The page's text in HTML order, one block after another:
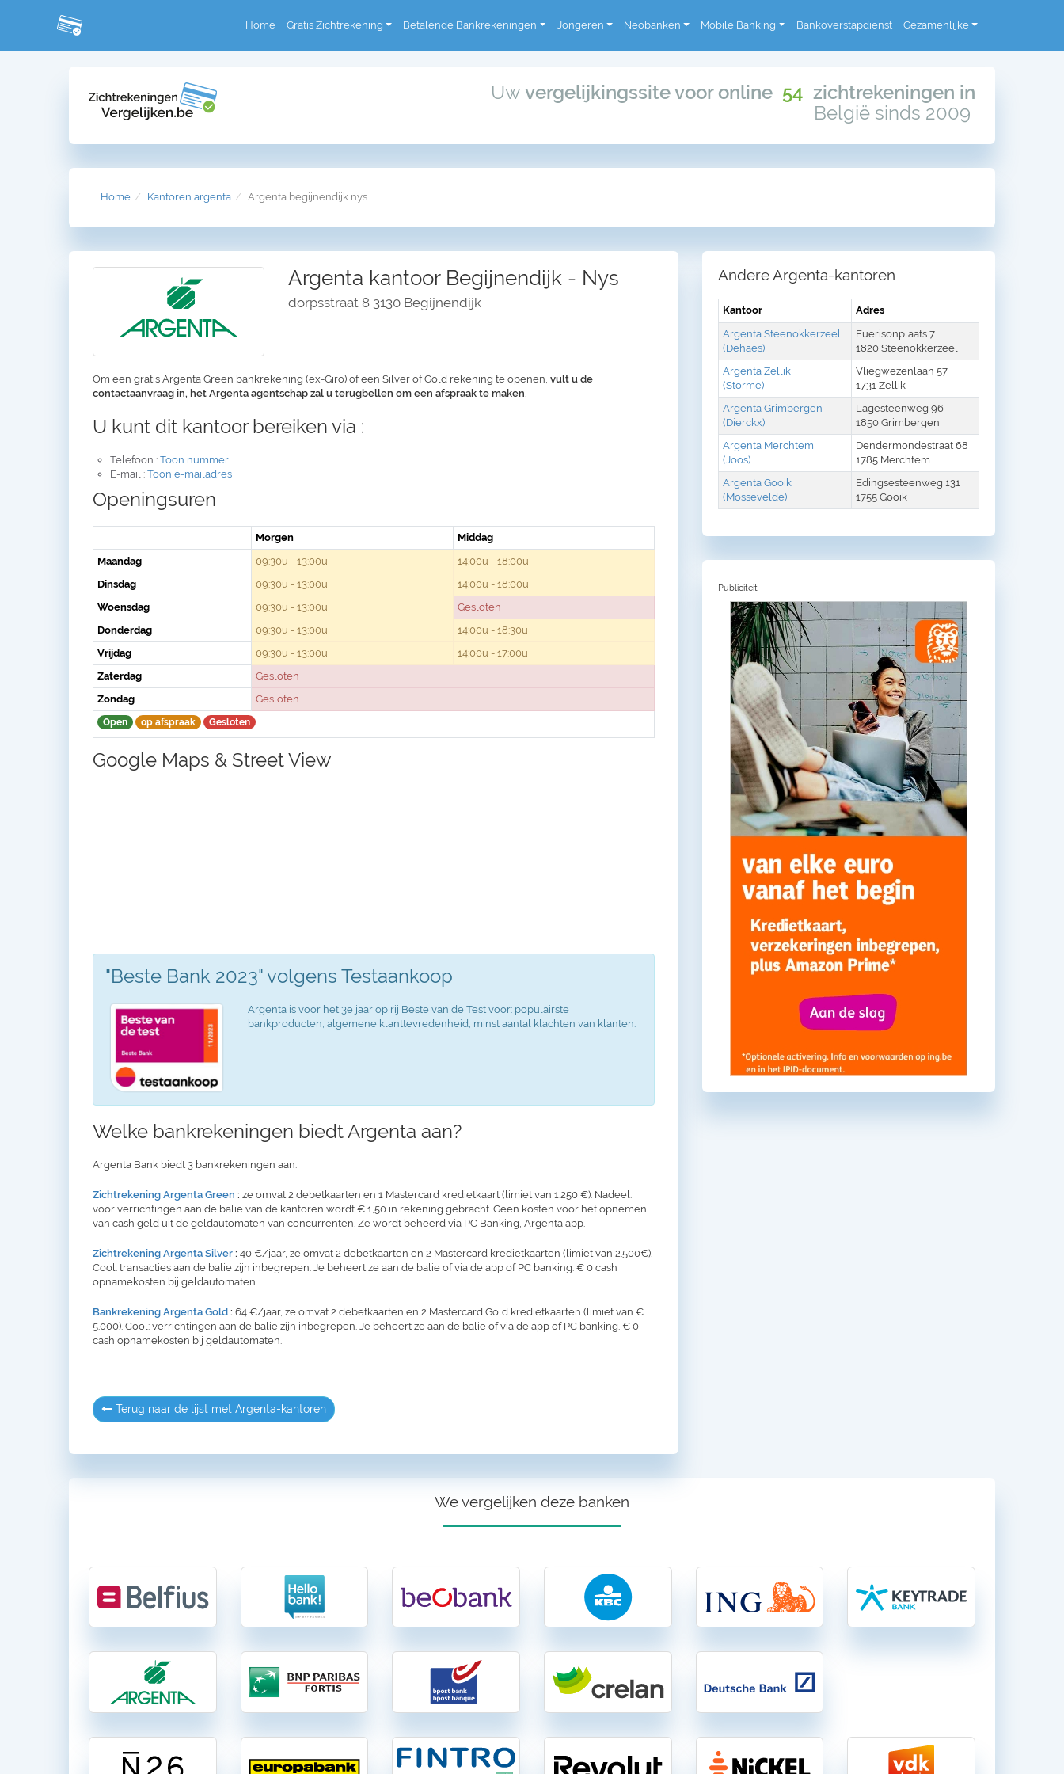
Home Gratis Zichtrekening Betalende Bankrekeningen Jongeren Neobanken Mobile Banking Bankoverstapdienst Gezamenlijke
Uw vergelijkingssite voor online 54 zichtrekeningen in
België sinds 2009
Home Kantoren argenta Argenta begijnendijk nys
Argenta kantoor Begijnendijk - Nys
dorpsstraat 8 3130 Begijnendijk
Om een gratis Argenta Green bankrekening (ex-Giro) of een Silver of Gold rekening te openen, vult u de
contactaanvraag in, het Argenta agentschap zal u terugbellen om een afspraak te maken.
U kunt dit kantoor bereiken via :
Telefoon : Toon nummer
E-mail : Toon e-mailadres
Openingsuren
Morgen
Middag
Maandag
09:30u - 13:00u
14:00u - 18:00u
Dinsdag
09:30u - 13:00u
14:00u - 18:00u
Woensdag
09:30u - 13:00u
Gesloten
Donderdag
09:30u - 13:00u
14:00u - 18:30u
Vrijdag
09:30u - 13:00u
14:00u - 17:00u
Zaterdag
Gesloten
Zondag
Gesloten
Open op afspraak Gesloten
Google Maps & Street View
"Beste Bank 2023" volgens Testaankoop
Argenta is voor het 3e jaar op rij Beste van de Test voor: populairste
bankproducten, algemene klanttevredenheid, minst aantal klachten van klanten.
Welke bankrekeningen biedt Argenta aan?
Argenta Bank biedt 3 bankrekeningen aan:
Zichtrekening Argenta Green : ze omvat 2 debetkaarten en 1 Mastercard kredietkaart (limiet van 1.250 €). Nadeel:
voor verrichtingen aan de balie van de kantoren wordt € 1,50 in rekening gebracht. Geen kosten voor het opnemen
van cash geld uit de geldautomaten van concurrenten. Ze wordt beheerd via PC Banking, Argenta app.
Zichtrekening Argenta Silver : 40 €/jaar, ze omvat 2 debetkaarten en 2 Mastercard kredietkaarten (limiet van 2.500€).
Cool: transacties aan de balie zijn inbegrepen. Je beheert ze aan de balie of via de app of PC banking. € 0 cash
opnamekosten bij geldautomaten.
Bankrekening Argenta Gold : 64 €/jaar, ze omvat 2 debetkaarten en 2 Mastercard Gold kredietkaarten (limiet van €
5.000). Cool: verrichtingen aan de balie zijn inbegrepen. Je beheert ze aan de balie of via de app of PC banking. € 0
cash opnamekosten bij geldautomaten.
Terug naar de lijst met Argenta-kantoren
Andere Argenta-kantoren
Kantoor
Adres
Argenta Steenokkerzeel
(Dehaes)
Fuerisonplaats 7
1820 Steenokkerzeel
Argenta Zellik
(Storme)
Vliegwezenlaan 57
1731 Zellik
Argenta Grimbergen
(Dierckx)
Lagesteenweg 96
1850 Grimbergen
Argenta Merchtem
(Joos)
Dendermondestraat 68
1785 Merchtem
Argenta Gooik
(Mossevelde)
Edingsesteenweg 131
1755 Gooik
Publiciteit
We vergelijken deze banken